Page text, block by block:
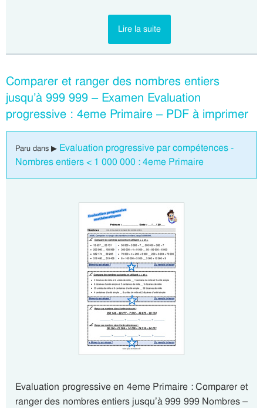
Lire la suite
Comparer et ranger des nombres entiers
jusqu’à 999 999 – Examen Evaluation
progressive : 4eme Primaire – PDF à imprimer
Paru dans ▶ Evaluation progressive par compétences -
Nombres entiers < 1 000 000 : 4eme Primaire
Evaluation progressive en 4eme Primaire : Comparer et
ranger des nombres entiers jusqu’à 999 999 Nombres –